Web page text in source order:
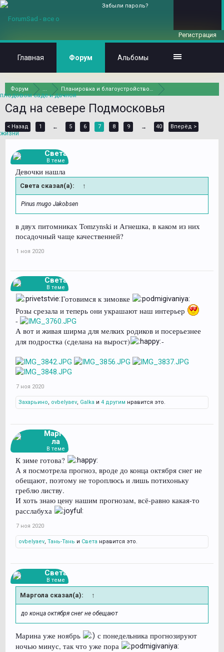
Форум ... Планировка и благоустройство участка
Сад на севере Подмосковья
< Назад 1 ← 5 6 7 8 9 → 40 Вперёд >
Света
В теме
Девочки нашла
Света сказал(а): ↑
Pinus mugo Jakobsen
в двух питомниках Tomzynski и Агнешка, в каком из них
посадочный чаще качественней?
1 ноя 2020
Света
В теме
Готовимся к зимовке
Розы срезала и теперь они украшают наш интерьер
-
А вот и живая ширма для мелких родиков и посерьезнее
для подростка (сделана на вырост)
-
7 ноя 2020
Захарьино, ovbelyaev, Galka и 4 другим нравится это.
Марго
ла
В теме
К зиме готова?
А я посмотрела прогноз, вроде до конца октября снег не
обещают, поэтому не тороплюсь и лишь потихоньку
греблю листву.
И хоть знаю цену нашим прогнозам, всё-равно какая-то
расслабуха
7 ноя 2020
ovbelyaev, Тань-Тань и Света нравится это.
Света
В теме
Маргола сказал(а): ↑
до конца октября снег не обещают
Марина уже ноябрь
с понедельника прогнозируют
ночью минус, так что уже пора
Забыли пароль?
Регистрация
Главная Форум Альбомы